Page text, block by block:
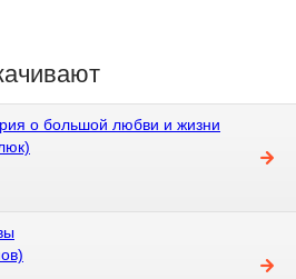
о большой любви и жизни